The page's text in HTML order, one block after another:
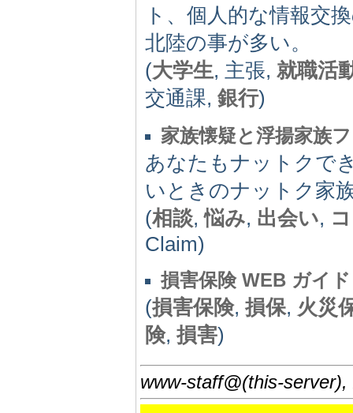
ト、個人的な情報交
北陸の事が多い。
(大学生, 主張, 就職活
交通課, 銀行)
家族懐疑と浮揚家族
あなたもナットクで
いときのナットク家
(相談,悩み, 出会い,
Claim)
損害保険 WEB ガイド
(損害保険, 損保, 火災
険, 損害)
www-staff@(this-